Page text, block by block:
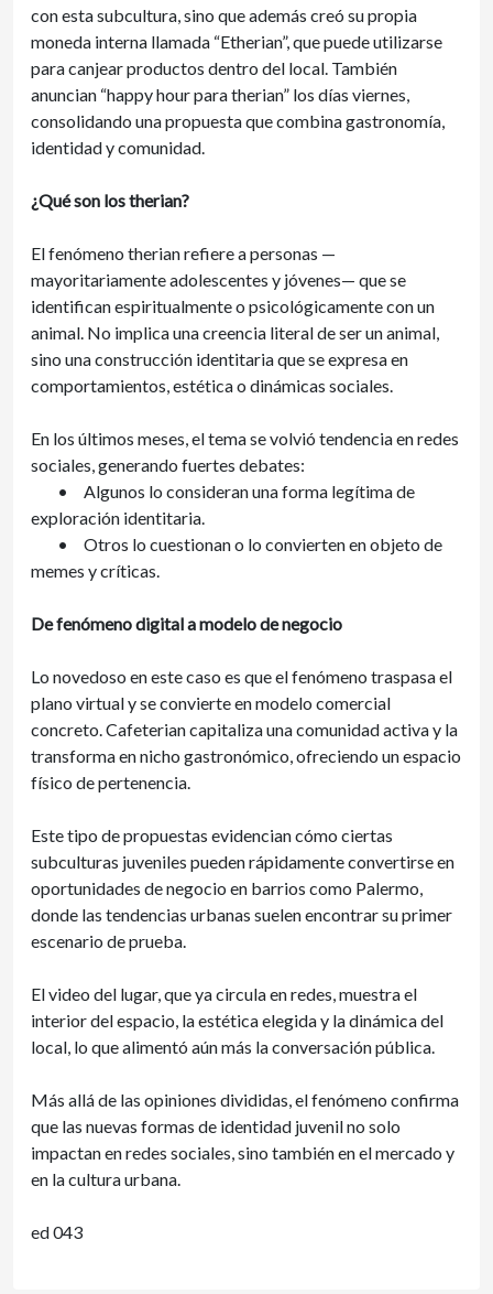
con esta subcultura, sino que además creó su propia
moneda interna llamada “Etherian”, que puede utilizarse
para canjear productos dentro del local. También
anuncian “happy hour para therian” los días viernes,
consolidando una propuesta que combina gastronomía,
identidad y comunidad.
¿Qué son los therian?
El fenómeno therian refiere a personas —
mayoritariamente adolescentes y jóvenes— que se
identifican espiritualmente o psicológicamente con un
animal. No implica una creencia literal de ser un animal,
sino una construcción identitaria que se expresa en
comportamientos, estética o dinámicas sociales.
En los últimos meses, el tema se volvió tendencia en redes
sociales, generando fuertes debates:
•
Algunos lo consideran una forma legítima de
exploración identitaria.
•
Otros lo cuestionan o lo convierten en objeto de
memes y críticas.
De fenómeno digital a modelo de negocio
Lo novedoso en este caso es que el fenómeno traspasa el
plano virtual y se convierte en modelo comercial
concreto. Cafeterian capitaliza una comunidad activa y la
transforma en nicho gastronómico, ofreciendo un espacio
físico de pertenencia.
Este tipo de propuestas evidencian cómo ciertas
subculturas juveniles pueden rápidamente convertirse en
oportunidades de negocio en barrios como Palermo,
donde las tendencias urbanas suelen encontrar su primer
escenario de prueba.
El video del lugar, que ya circula en redes, muestra el
interior del espacio, la estética elegida y la dinámica del
local, lo que alimentó aún más la conversación pública.
Más allá de las opiniones divididas, el fenómeno confirma
que las nuevas formas de identidad juvenil no solo
impactan en redes sociales, sino también en el mercado y
en la cultura urbana.
ed 043